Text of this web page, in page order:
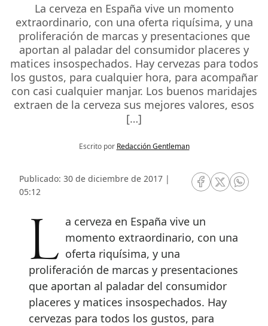
La cerveza en España vive un momento
extraordinario, con una oferta riquísima, y una
proliferación de marcas y presentaciones que
aportan al paladar del consumidor placeres y
matices insospechados. Hay cervezas para todos
los gustos, para cualquier hora, para acompañar
con casi cualquier manjar. Los buenos maridajes
extraen de la cerveza sus mejores valores, esos
[…]
Escrito por Redacción Gentleman
Publicado: 30 de diciembre de 2017 |
05:12
RRSS Facebook
RRSSRRSS
La cerveza en España vive un momento extraordinario, con una
oferta riquísima, y una
proliferación de marcas y presentaciones
que aportan al paladar del consumidor
placeres y matices insospechados. Hay
cervezas para todos los gustos, para